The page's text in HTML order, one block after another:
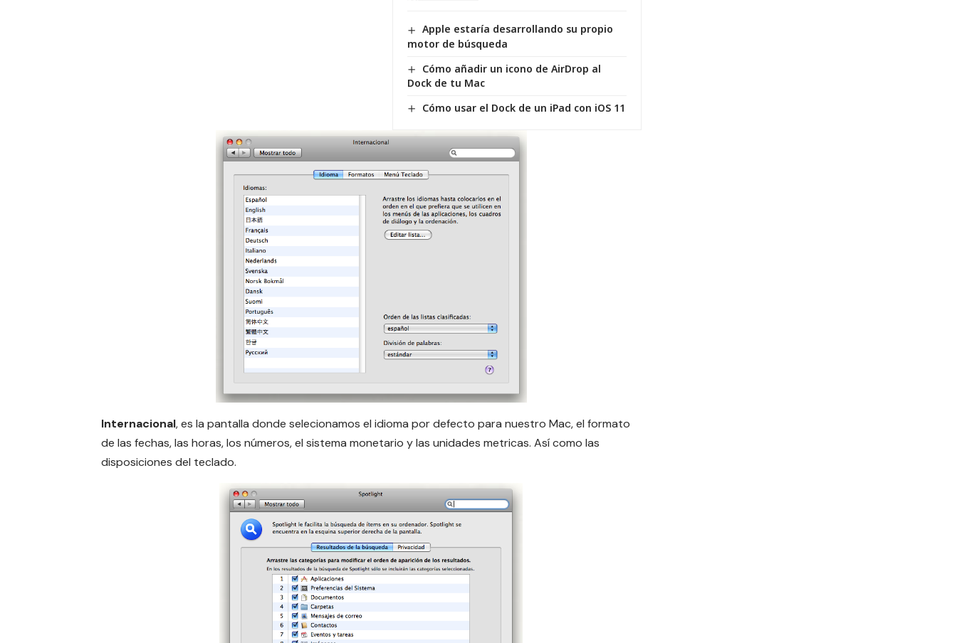
Apple estaría desarrollando su propio
motor de búsqueda
Cómo añadir un icono de AirDrop al
Dock de tu Mac
Cómo usar el Dock de un iPad con iOS 11
Internacional, es la pantalla donde selecionamos el idioma por defecto para nuestro Mac, el formato
de las fechas, las horas, los números, el sistema monetario y las unidades metricas. Así como las
disposiciones del teclado.